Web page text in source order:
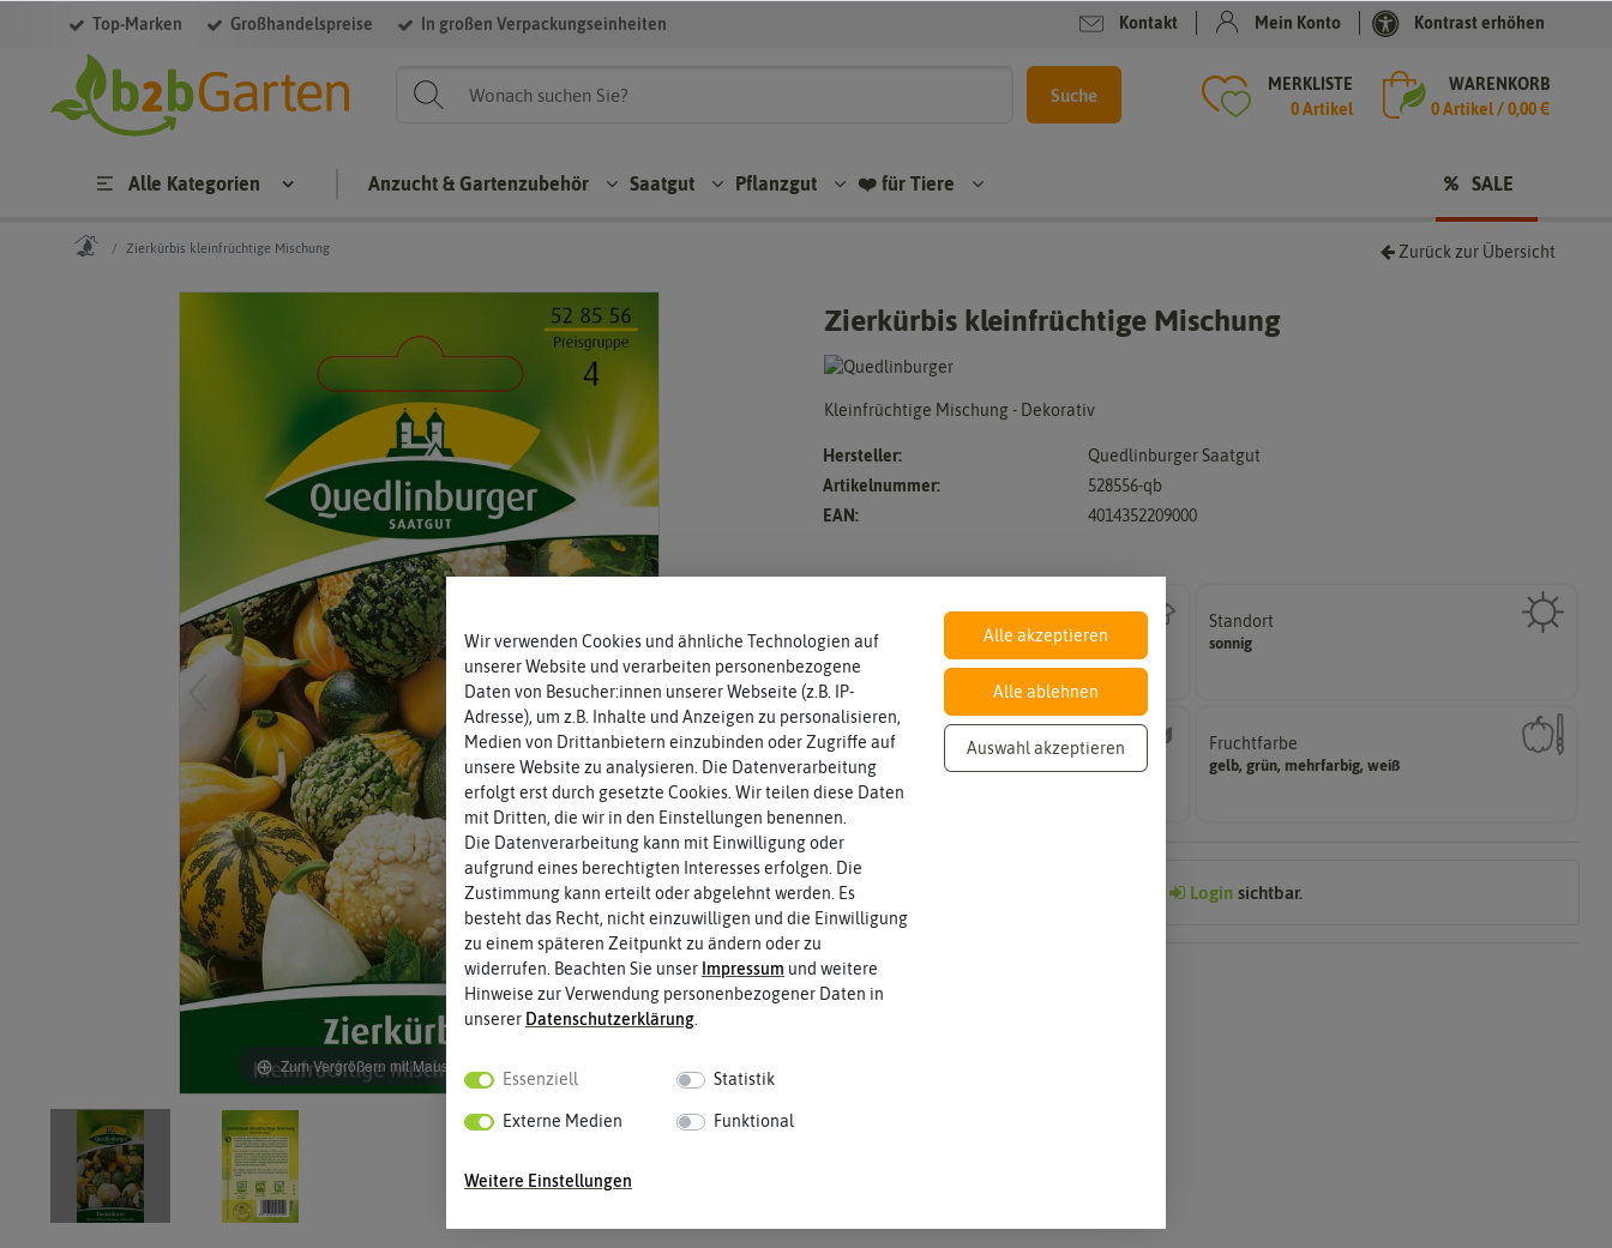
Top-Marken Großhandelspreise In großen Verpackungseinheiten Kontakt Mein Konto Kontrast erhöhen
Suche
MERKLISTE
0 Artikel
WARENKORB
0Artikel /0,00 €
Alle Kategorien Anzucht & Gartenzubehör Saatgut Pflanzgut ❤️ für Tiere SALE
Zierkürbis kleinfrüchtige Mischung Zurück zur Übersicht
Zum Vergrößern mit Maus über das Bild fahren
Zierkürbis kleinfrüchtige Mischung
Kleinfrüchtige Mischung - Dekorativ
Hersteller:
Quedlinburger Saatgut
Artikelnummer:
528556-qb
EAN:
4014352209000
2,5 g (reicht für ca. 4-6 Pflanzen)
Wie viel ist enthalten
Standort
sonnig
Wie viel Licht benötigt die Pflanze? (schattig,
halbschattig, sonnig, vollsonnig)
Lebensdauer
einjährig
Pflanzen werden kategorisiert in: einjährig,
zweijährig oder mehrjährig.
Fruchtfarbe
gelb, grün, mehrfarbig, weiß
Die Farbe der reifen Frucht, die sie nach dem
Reifungsprozess hat.
Loginsichtbar.
Wir verwenden Cookies und ähnliche Technologien auf
unserer Website und verarbeiten personenbezogene
Daten von Besucher:innen unserer Webseite (z.B. IP-
Adresse), um z.B. Inhalte und Anzeigen zu personalisieren,
Medien von Drittanbietern einzubinden oder Zugriffe auf
unsere Website zu analysieren. Die Datenverarbeitung
erfolgt erst durch gesetzte Cookies. Wir teilen diese Daten
mit Dritten, die wir in den Einstellungen benennen.
Die Datenverarbeitung kann mit Einwilligung oder
aufgrund eines berechtigten Interesses erfolgen. Die
Zustimmung kann erteilt oder abgelehnt werden. Es
besteht das Recht, nicht einzuwilligen und die Einwilligung
zu einem späteren Zeitpunkt zu ändern oder zu
widerrufen. Beachten Sie unser Impressum und weitere
Hinweise zur Verwendung personenbezogener Daten in
unserer Daten­schutz­erklärung.
Essenziell Statistik
Externe Medien Funktional
Weitere Einstellungen
Alle akzeptieren
Alle ablehnen
Auswahl akzeptieren